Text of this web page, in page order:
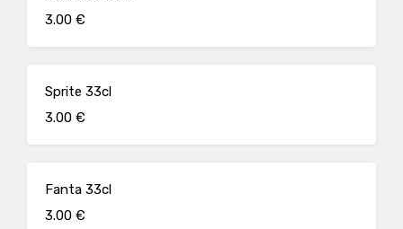
3.00 €
Sprite 33cl
3.00 €
Fanta 33cl
3.00 €